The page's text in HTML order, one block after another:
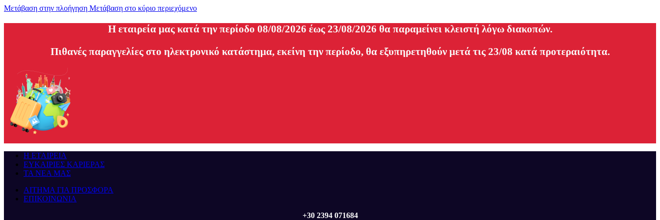
Μετάβαση στην πλοήγηση Μετάβαση στο κύριο περιεχόμενο
H εταιρεία μας κατά την περίοδο 08/08/2026 έως 23/08/2026 θα παραμείνει κλειστή λόγω διακοπών.
Πιθανές παραγγελίες στο ηλεκτρονικό κατάστημα, εκείνη την περίοδο, θα εξυπηρετηθούν μετά τις 23/08 κατά προτεραιότητα.
Η ΕΤΑΙΡΕΙΑ
ΕΥΚΑΙΡΙΕΣ ΚΑΡΙΕΡΑΣ
ΤΑ ΝΕΑ ΜΑΣ
ΑΙΤΗΜΑ ΓΙΑ ΠΡΟΣΦΟΡΑ
ΕΠΙΚΟΙΝΩΝΙΑ
+30 2394 071684